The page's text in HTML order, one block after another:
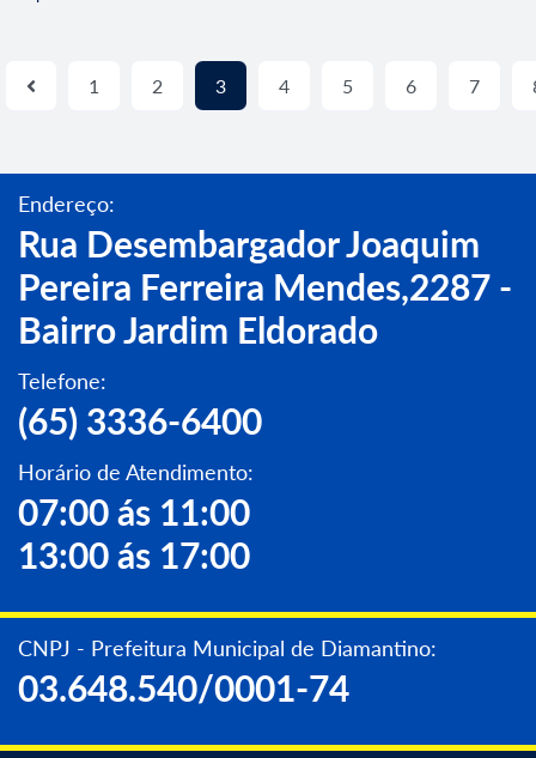
1 2 3 4 5 6 7
Endereço:
Rua Desembargador Joaquim
Pereira Ferreira Mendes,2287 -
Bairro Jardim Eldorado
Telefone:
(65) 3336-6400
Horário de Atendimento:
07:00 ás 11:00
13:00 ás 17:00
CNPJ - Prefeitura Municipal de Diamantino:
03.648.540/0001-74